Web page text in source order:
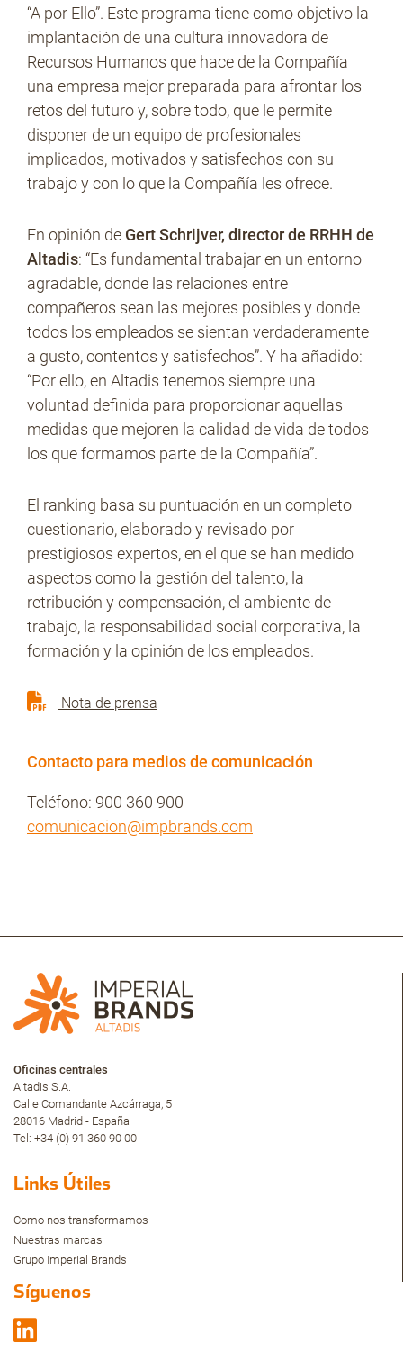
“A por Ello”. Este programa tiene como objetivo la
implantación de una cultura innovadora de
Recursos Humanos que hace de la Compañía
una empresa mejor preparada para afrontar los
retos del futuro y, sobre todo, que le permite
disponer de un equipo de profesionales
implicados, motivados y satisfechos con su
trabajo y con lo que la Compañía les ofrece.
En opinión de Gert Schrijver, director de RRHH de
Altadis: “Es fundamental trabajar en un entorno
agradable, donde las relaciones entre
compañeros sean las mejores posibles y donde
todos los empleados se sientan verdaderamente
a gusto, contentos y satisfechos”. Y ha añadido:
“Por ello, en Altadis tenemos siempre una
voluntad definida para proporcionar aquellas
medidas que mejoren la calidad de vida de todos
los que formamos parte de la Compañía”.
El ranking basa su puntuación en un completo
cuestionario, elaborado y revisado por
prestigiosos expertos, en el que se han medido
aspectos como la gestión del talento, la
retribución y compensación, el ambiente de
trabajo, la responsabilidad social corporativa, la
formación y la opinión de los empleados.
Nota de prensa
Contacto para medios de comunicación
Teléfono: 900 360 900
comunicacion@impbrands.com
Oficinas centrales
Altadis S.A.
Calle Comandante Azcárraga, 5
28016 Madrid - España
Tel: +34 (0) 91 360 90 00
Links Útiles
Como nos transformamos
Nuestras marcas
Grupo Imperial Brands
Síguenos